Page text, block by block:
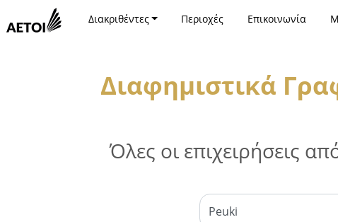
Διακριθέντες Περιοχές Επικοινωνία
Διαφημιστικά
Όλες οι επιχειρήσεις